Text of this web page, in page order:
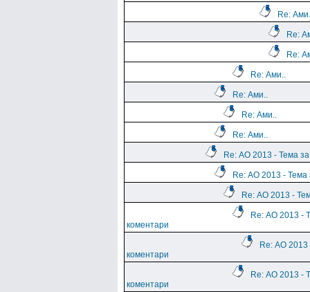
Re:
Re:
Re:
Re: Ами..
Re: Ами..
Re: Ами..
Re: Ами..
Re: АО 2013 - Тема
Re: АО 2013 - Тема
Re: АО 2013 -
Re: АО 2013 -
коментари
Re: АО 2013
коментари
Re: АО 2013 -
коментари